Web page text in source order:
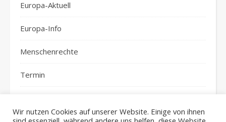
Europa-Aktuell
Europa-Info
Menschenrechte
Termin
Wir nutzen Cookies auf unserer Website. Einige von ihnen